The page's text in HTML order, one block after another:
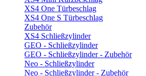
XS4 One Türbeschlag
XS4 One S Türbeschlag
Zubehör
XS4 Schließzylinder
GEO - Schließzylinder
GEO - Schließzylinder - Zubehör
Neo - Schließzylinder
Neo - Schließzylinder - Zubehör